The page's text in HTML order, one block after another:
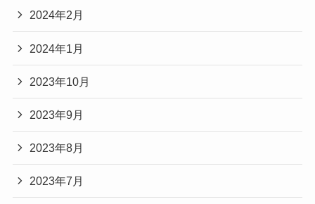
2024年2月
2024年1月
2023年10月
2023年9月
2023年8月
2023年7月